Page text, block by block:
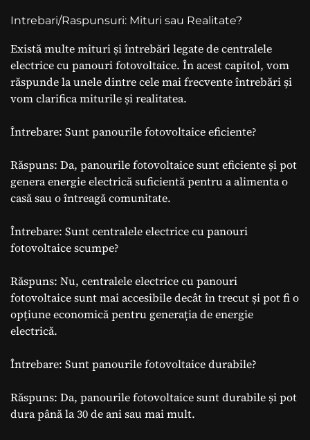
Intrebari/Raspunsuri: Mituri sau Realitate?
Există multe mituri și întrebări legate de centralele
electrice cu panouri fotovoltaice. În acest capitol, vom
răspunde la unele dintre cele mai frecvente întrebări și
vom clarifica miturile și realitatea.
Întrebare: Sunt panourile fotovoltaice eficiente?
Răspuns: Da, panourile fotovoltaice sunt eficiente și pot
genera energie electrică suficientă pentru a alimenta o
casă sau o întreagă comunitate.
Întrebare: Sunt centralele electrice cu panouri
fotovoltaice scumpe?
Răspuns: Nu, centralele electrice cu panouri
fotovoltaice sunt mai accesibile decât în trecut și pot fi o
opțiune economică pentru generația de energie
electrică.
Întrebare: Sunt panourile fotovoltaice durabile?
Răspuns: Da, panourile fotovoltaice sunt durabile și pot
dura până la 30 de ani sau mai mult.